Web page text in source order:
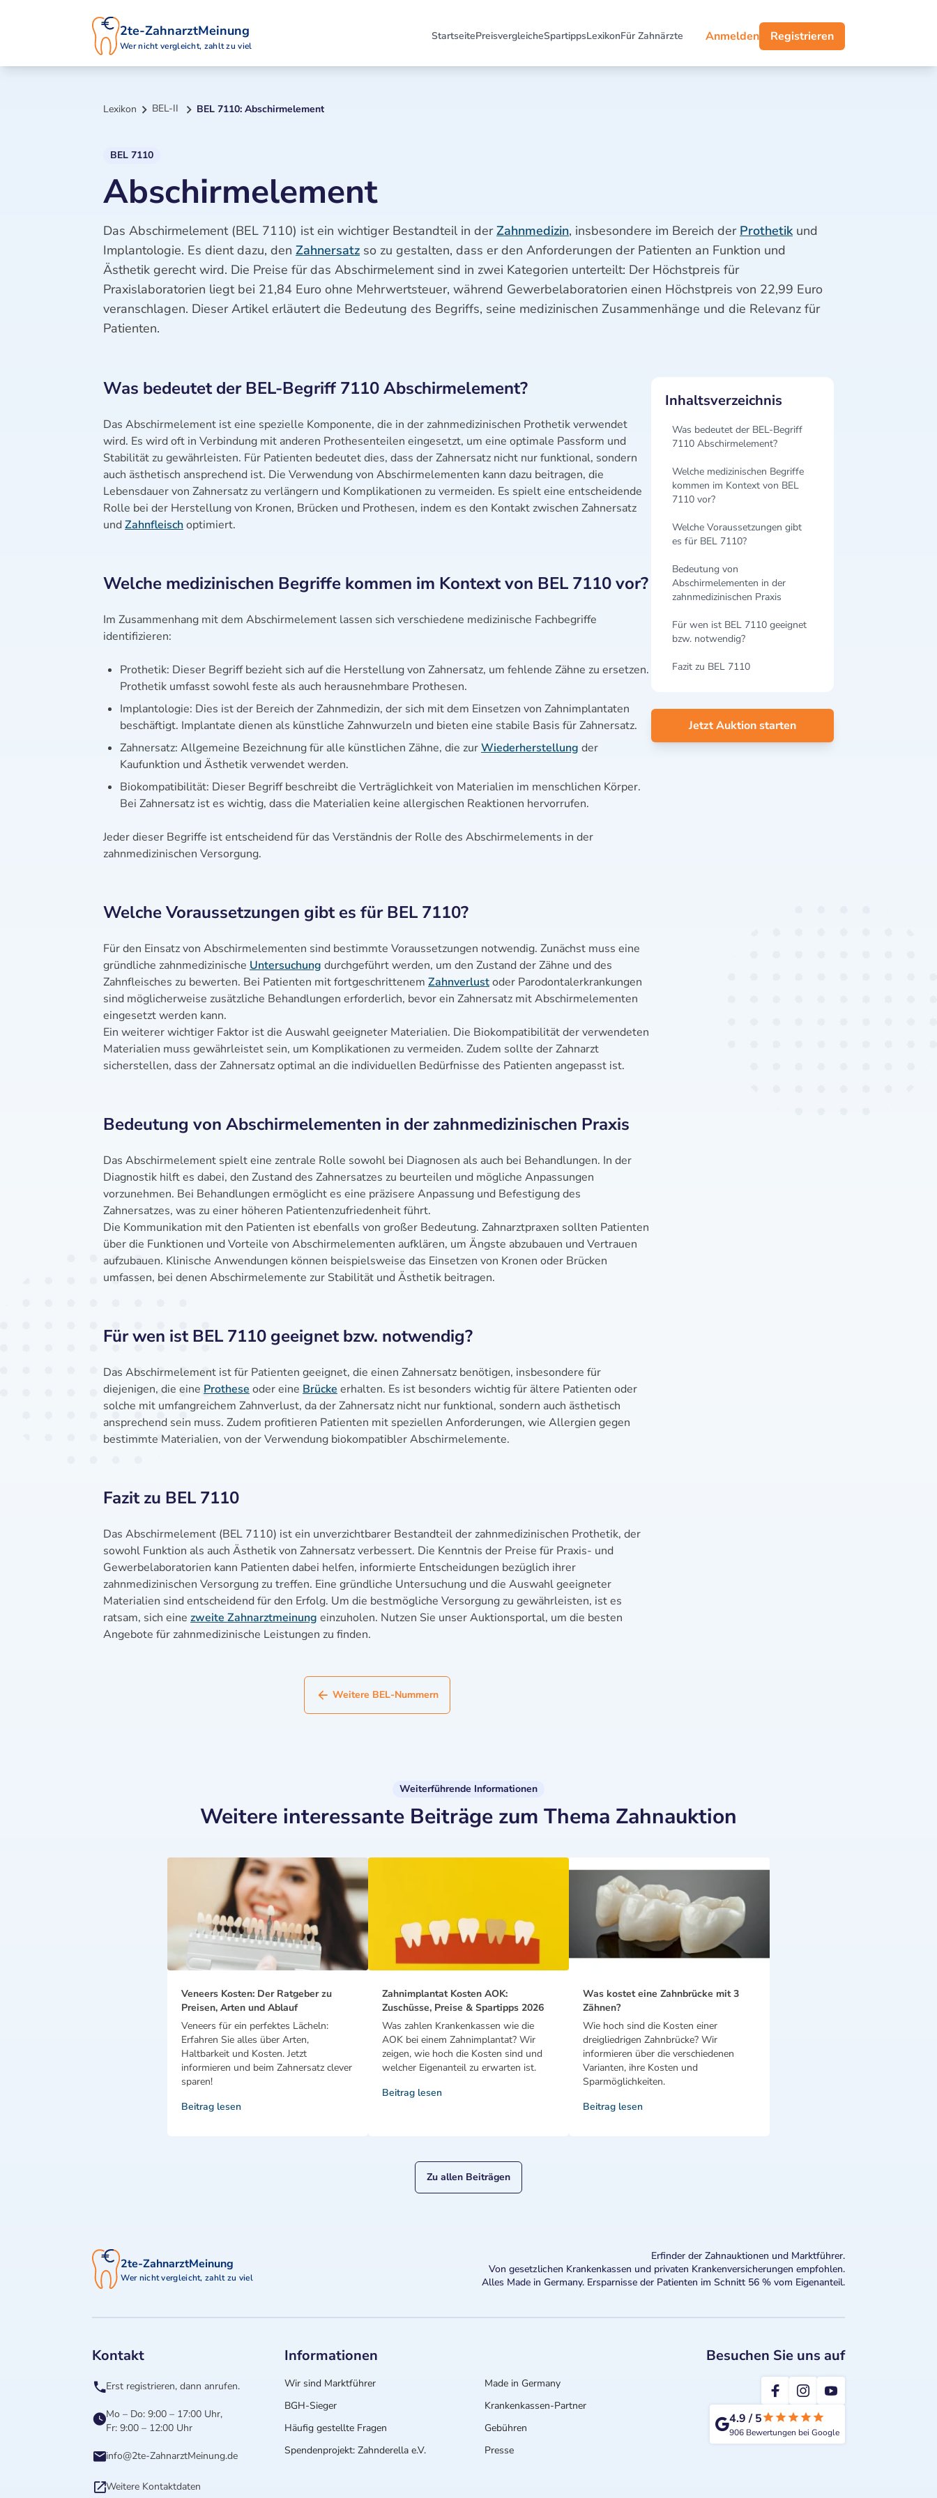
2te-ZahnarztMeinung
Wer nicht vergleicht, zahlt zu viel
StartseitePreisvergleicheSpartippsLexikonFür Zahnärzte Anmelden Registrieren
Lexikon BEL-II BEL 7110: Abschirmelement
BEL 7110
Abschirmelement
Das Abschirmelement (BEL 7110) ist ein wichtiger Bestandteil in derZahnmedizin, insbesondere im Bereich der Prothetikund
Implantologie. Es dient dazu, den Zahnersatz so zu gestalten, dass er den Anforderungen der Patienten an Funktion und
Ästhetik gerecht wird. Die Preise für das Abschirmelement sind in zwei Kategorien unterteilt: Der Höchstpreis für
Praxislaboratorien liegt bei 21,84 Euro ohne Mehrwertsteuer, während Gewerbelaboratorien einen Höchstpreis von 22,99 Euro
veranschlagen. Dieser Artikel erläutert die Bedeutung des Begriffs, seine medizinischen Zusammenhänge und die Relevanz für
Patienten.
Was bedeutet der BEL-Begriff 7110 Abschirmelement?
Das Abschirmelement ist eine spezielle Komponente, die in der zahnmedizinischen Prothetik verwendet
wird. Es wird oft in Verbindung mit anderen Prothesenteilen eingesetzt, um eine optimale Passform und
Stabilität zu gewährleisten. Für Patienten bedeutet dies, dass der Zahnersatz nicht nur funktional, sondern
auch ästhetisch ansprechend ist. Die Verwendung von Abschirmelementen kann dazu beitragen, die
Lebensdauer von Zahnersatz zu verlängern und Komplikationen zu vermeiden. Es spielt eine entscheidende
Rolle bei der Herstellung von Kronen, Brücken und Prothesen, indem es den Kontakt zwischen Zahnersatz
undZahnfleischoptimiert.
Welche medizinischen Begriffe kommen im Kontext von BEL 7110 vor?
Im Zusammenhang mit dem Abschirmelement lassen sich verschiedene medizinische Fachbegriffe
identifizieren:
Prothetik: Dieser Begriff bezieht sich auf die Herstellung von Zahnersatz, um fehlende Zähne zu ersetzen.
Prothetik umfasst sowohl feste als auch herausnehmbare Prothesen.
Implantologie: Dies ist der Bereich der Zahnmedizin, der sich mit dem Einsetzen von Zahnimplantaten
beschäftigt. Implantate dienen als künstliche Zahnwurzeln und bieten eine stabile Basis für Zahnersatz.
Zahnersatz: Allgemeine Bezeichnung für alle künstlichen Zähne, die zurWiederherstellung der
Kaufunktion und Ästhetik verwendet werden.
Biokompatibilität: Dieser Begriff beschreibt die Verträglichkeit von Materialien im menschlichen Körper.
Bei Zahnersatz ist es wichtig, dass die Materialien keine allergischen Reaktionen hervorrufen.
Jeder dieser Begriffe ist entscheidend für das Verständnis der Rolle des Abschirmelements in der
zahnmedizinischen Versorgung.
Welche Voraussetzungen gibt es für BEL 7110?
Für den Einsatz von Abschirmelementen sind bestimmte Voraussetzungen notwendig. Zunächst muss eine
gründliche zahnmedizinische Untersuchung durchgeführt werden, um den Zustand der Zähne und des
Zahnfleisches zu bewerten. Bei Patienten mit fortgeschrittenem Zahnverlustoder Parodontalerkrankungen
sind möglicherweise zusätzliche Behandlungen erforderlich, bevor ein Zahnersatz mit Abschirmelementen
eingesetzt werden kann.
Ein weiterer wichtiger Faktor ist die Auswahl geeigneter Materialien. Die Biokompatibilität der verwendeten
Materialien muss gewährleistet sein, um Komplikationen zu vermeiden. Zudem sollte der Zahnarzt
sicherstellen, dass der Zahnersatz optimal an die individuellen Bedürfnisse des Patienten angepasst ist.
Bedeutung von Abschirmelementen in der zahnmedizinischen Praxis
Das Abschirmelement spielt eine zentrale Rolle sowohl bei Diagnosen als auch bei Behandlungen. In der
Diagnostik hilft es dabei, den Zustand des Zahnersatzes zu beurteilen und mögliche Anpassungen
vorzunehmen. Bei Behandlungen ermöglicht es eine präzisere Anpassung und Befestigung des
Zahnersatzes, was zu einer höheren Patientenzufriedenheit führt.
Die Kommunikation mit den Patienten ist ebenfalls von großer Bedeutung. Zahnarztpraxen sollten Patienten
über die Funktionen und Vorteile von Abschirmelementen aufklären, um Ängste abzubauen und Vertrauen
aufzubauen. Klinische Anwendungen können beispielsweise das Einsetzen von Kronen oder Brücken
umfassen, bei denen Abschirmelemente zur Stabilität und Ästhetik beitragen.
Für wen ist BEL 7110 geeignet bzw. notwendig?
Das Abschirmelement ist für Patienten geeignet, die einen Zahnersatz benötigen, insbesondere für
diejenigen, die eine Prothese oder eine Brücke erhalten. Es ist besonders wichtig für ältere Patienten oder
solche mit umfangreichem Zahnverlust, da der Zahnersatz nicht nur funktional, sondern auch ästhetisch
ansprechend sein muss. Zudem profitieren Patienten mit speziellen Anforderungen, wie Allergien gegen
bestimmte Materialien, von der Verwendung biokompatibler Abschirmelemente.
Fazit zu BEL 7110
Das Abschirmelement (BEL 7110) ist ein unverzichtbarer Bestandteil der zahnmedizinischen Prothetik, der
sowohl Funktion als auch Ästhetik von Zahnersatz verbessert. Die Kenntnis der Preise für Praxis- und
Gewerbelaboratorien kann Patienten dabei helfen, informierte Entscheidungen bezüglich ihrer
zahnmedizinischen Versorgung zu treffen. Eine gründliche Untersuchung und die Auswahl geeigneter
Materialien sind entscheidend für den Erfolg. Um die bestmögliche Versorgung zu gewährleisten, ist es
ratsam, sich eine zweite Zahnarztmeinung einzuholen. Nutzen Sie unser Auktionsportal, um die besten
Angebote für zahnmedizinische Leistungen zu finden.
Weitere BEL-Nummern
Inhaltsverzeichnis
Was bedeutet der BEL-Begriff
7110 Abschirmelement?
Welche medizinischen Begriffe
kommen im Kontext von BEL
7110 vor?
Welche Voraussetzungen gibt
es für BEL 7110?
Bedeutung von
Abschirmelementen in der
zahnmedizinischen Praxis
Für wen ist BEL 7110 geeignet
bzw. notwendig?
Fazit zu BEL 7110
Jetzt Auktion starten
Weiterführende Informationen
Weitere interessante Beiträge zum Thema Zahnauktion
Veneers Kosten: Der Ratgeber zu
Preisen, Arten und Ablauf
Veneers für ein perfektes Lächeln:
Erfahren Sie alles über Arten,
Haltbarkeit und Kosten. Jetzt
informieren und beim Zahnersatz clever
sparen!
Beitrag lesen
Zahnimplantat Kosten AOK:
Zuschüsse, Preise & Spartipps 2026
Was zahlen Krankenkassen wie die
AOK bei einem Zahnimplantat? Wir
zeigen, wie hoch die Kosten sind und
welcher Eigenanteil zu erwarten ist.
Beitrag lesen
Was kostet eine Zahnbrücke mit 3
Zähnen?
Wie hoch sind die Kosten einer
dreigliedrigen Zahnbrücke? Wir
informieren über die verschiedenen
Varianten, ihre Kosten und
Sparmöglichkeiten.
Beitrag lesen
Zu allen Beiträgen
2te-ZahnarztMeinung
Wer nicht vergleicht, zahlt zu viel
Erfinder der Zahnauktionen und Marktführer.
Von gesetzlichen Krankenkassen und privaten Krankenversicherungen empfohlen.
Alles Made in Germany. Ersparnisse der Patienten im Schnitt 56 % vom Eigenanteil.
Kontakt
Erst registrieren, dann anrufen.
Mo – Do: 9:00 – 17:00 Uhr,
Fr: 9:00 – 12:00 Uhr
info@2te-ZahnarztMeinung.de
Weitere Kontaktdaten
Informationen
Wir sind Marktführer
Made in Germany
BGH-Sieger
Krankenkassen-Partner
Häufig gestellte Fragen
Gebühren
Spendenprojekt: Zahnderella e.V.
Presse
Besuchen Sie uns auf
2te-ZahnarztMeinung
4.9/5
906 Bewertungen bei Google